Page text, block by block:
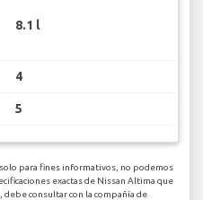
8.1 l
4
5
para fines informativos, no podemos
exactas de Nissan Altima que
consultar con la compañía de